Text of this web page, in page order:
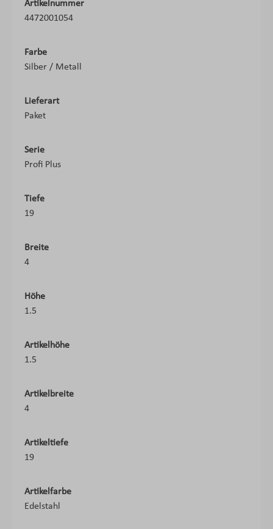
Artikelnummer
4472001054
Farbe
Silber / Metall
Lieferart
Paket
Serie
Profi Plus
Tiefe
19
Breite
4
Höhe
1.5
Artikelhöhe
1.5
Artikelbreite
4
Artikeltiefe
19
Artikelfarbe
Edelstahl